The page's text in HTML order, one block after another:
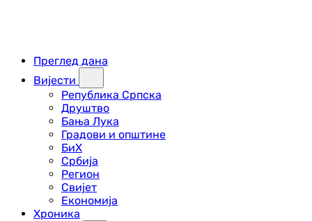
Преглед дана
Вијести
Република Српска
Друштво
Бања Лука
Градови и општине
БиХ
Србија
Регион
Свијет
Економија
Хроника